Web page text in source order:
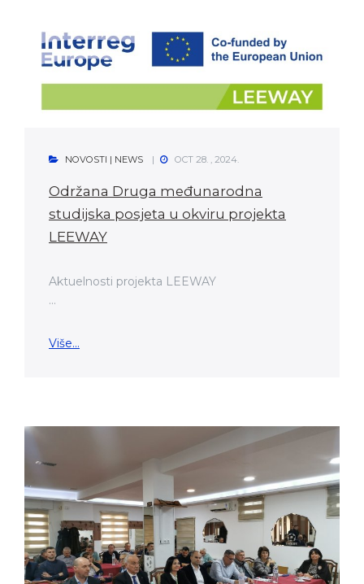
NOVOSTI | NEWS OCT 28. , 2024.
Održana Druga međunarodna
studijska posjeta u okviru projekta
LEEWAY
Aktuelnosti projekta LEEWAY
...
Više...